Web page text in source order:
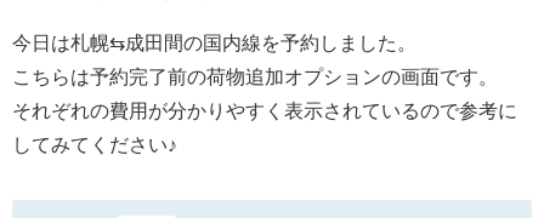
今日は札幌⇆成田間の国内線を予約しました。
こちらは予約完了前の荷物追加オプションの画面です。
それぞれの費用が分かりやすく表示されているので参考に
してみてください♪